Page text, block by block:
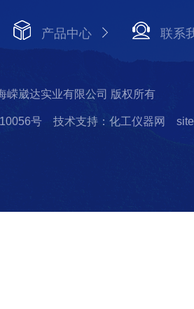
产品中心 联系
嵘崴达实业有限公司 版权所有
号 技术支持：化工仪器网